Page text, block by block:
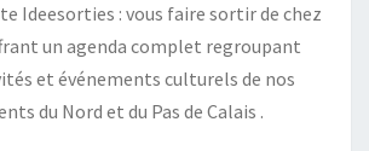
Ideesorties : vous faire sortir de chez
un agenda complet regroupant
et événements culturels de nos
du Nord et du Pas de Calais .